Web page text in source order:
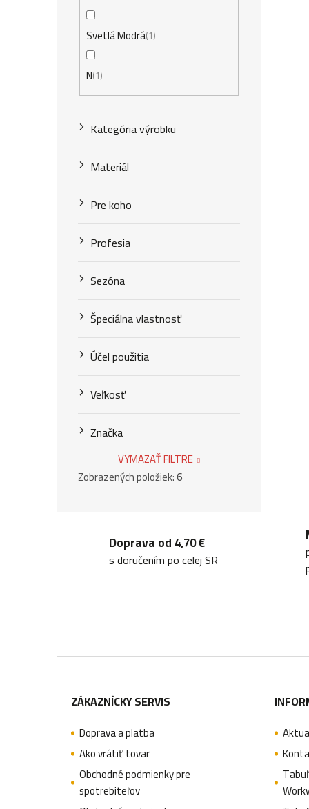
Svetlá Modrá 1
N 1
Kategória výrobku
Materiál
Pre koho
Profesia
Sezóna
Špeciálna vlastnosť
Účel použitia
Veľkosť
Značka
VYMAZAŤ FILTRE
Zobrazených položiek:6
Doprava od 4,70 €
s doručením po celej SR
ZÁKAZNÍCKY SERVIS
Doprava a platba
Ako vrátiť tovar
Obchodné podmienky pre
spotrebiteľov